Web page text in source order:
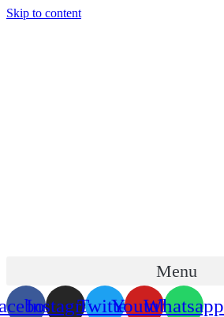
Skip to content
Menu
InstagramTwitterYoutubeWhatsapp